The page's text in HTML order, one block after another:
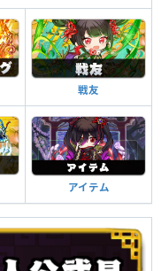
戦友
アイテム